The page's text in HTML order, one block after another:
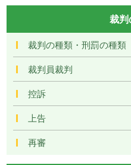
裁
裁判の種類・刑罰の種類
裁判員裁判
控訴
上告
再審